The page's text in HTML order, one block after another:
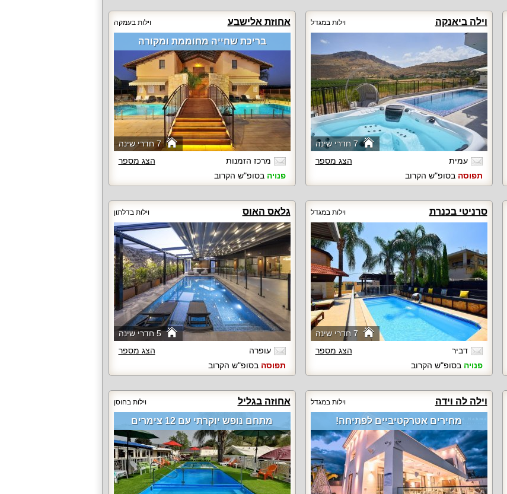
וילה ביאנקה וילות במגדל
7 חדרי שינה
עמית
הצג מספר
תפוסה בסופ"ש הקרוב
אחוזת אלישבע וילות בעמקה
7 חדרי שינה
בריכת שחייה מחוממת ומקורה
מרכז הזמנות
הצג מספר
פנויה בסופ"ש הקרוב
סרניטי בכנרת וילות במגדל
7 חדרי שינה
דביר
הצג מספר
פנויה בסופ"ש הקרוב
גלאס האוס וילות בדלתון
5 חדרי שינה
עופרה
הצג מספר
תפוסה בסופ"ש הקרוב
וילה לה וידה וילות במגדל
מחירים אטרקטיביים לפתיחה!
אחוזה בגליל וילות בחוסן
מתחם נופש יוקרתי עם 12 צימרים